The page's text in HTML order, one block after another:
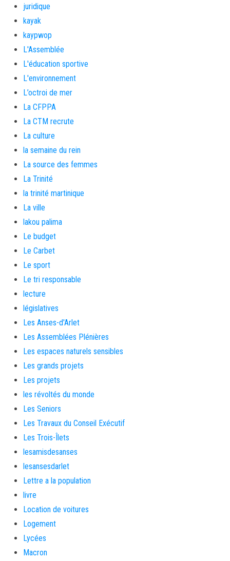
juridique
kayak
kaypwop
L'Assemblée
L'éducation sportive
L'environnement
L’octroi de mer
La CFPPA
La CTM recrute
La culture
la semaine du rein
La source des femmes
La Trinité
la trinité martinique
La ville
lakou palima
Le budget
Le Carbet
Le sport
Le tri responsable
lecture
législatives
Les Anses-d'Arlet
Les Assemblées Plénières
Les espaces naturels sensibles
Les grands projets
Les projets
les révoltés du monde
Les Seniors
Les Travaux du Conseil Exécutif
Les Trois-Îlets
lesamisdesanses
lesansesdarlet
Lettre a la population
livre
Location de voitures
Logement
Lycées
Macron